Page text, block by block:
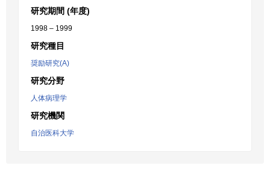
研究期間 (年度)
1998 – 1999
研究種目
奨励研究(A)
研究分野
人体病理学
研究機関
自治医科大学